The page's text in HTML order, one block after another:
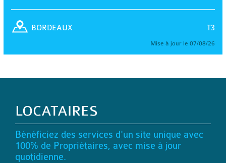
T3
BORDEAUX
Mise à jour le 07/08/26
LOCATAIRES
Bénéficiez des services d'un site unique avec
100% de Propriétaires, avec mise à jour
quotidienne.